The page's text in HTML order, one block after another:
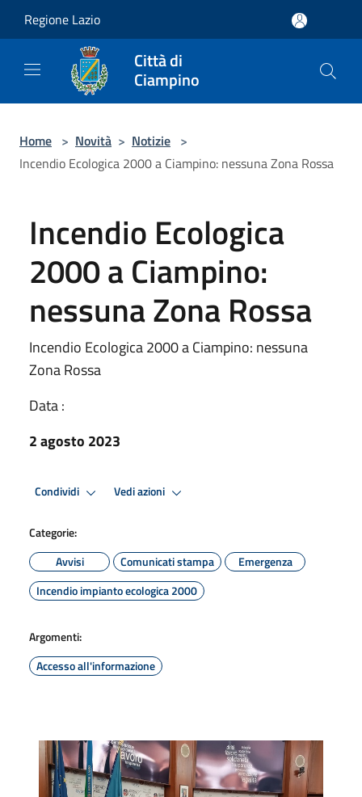
Regione Lazio
Città di
Ciampino
Home > Novità > Notizie >
Incendio Ecologica 2000 a Ciampino: nessuna Zona Rossa
Incendio Ecologica
2000 a Ciampino:
nessuna Zona Rossa
Incendio Ecologica 2000 a Ciampino: nessuna
Zona Rossa
Data :
2 agosto 2023
Condividi Vedi azioni
Categorie:
Avvisi
Comunicati stampa
Emergenza
Incendio impianto ecologica 2000
Argomenti:
Accesso all'informazione